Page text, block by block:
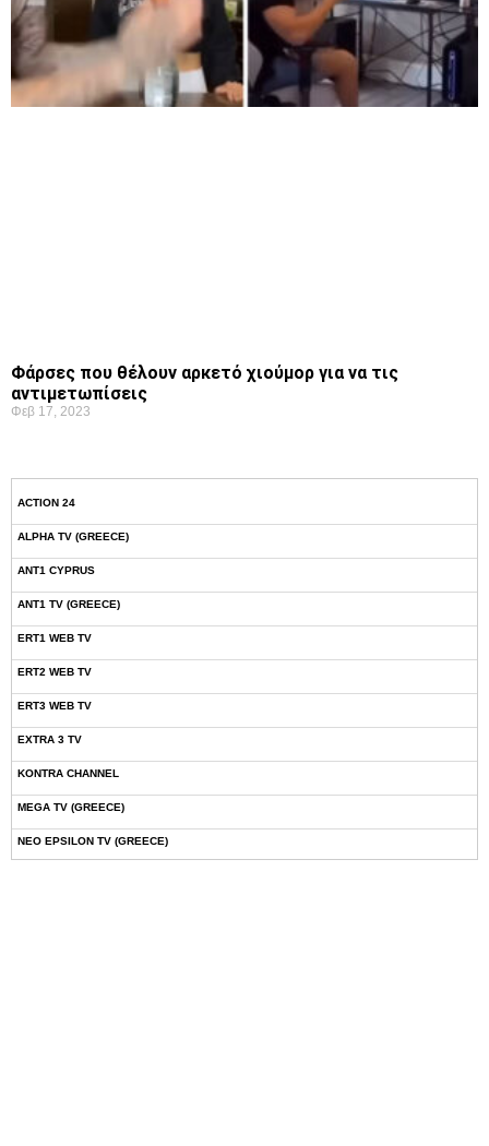
Φάρσες που θέλουν αρκετό χιούμορ για να τις
αντιμετωπίσεις
Φεβ 17, 2023
ACTION 24
ALPHA TV (GREECE)
ANT1 CYPRUS
ANT1 TV (GREECE)
ERT1 WEB TV
ERT2 WEB TV
ERT3 WEB TV
EXTRA 3 TV
KONTRA CHANNEL
MEGA TV (GREECE)
NEO EPSILON TV (GREECE)